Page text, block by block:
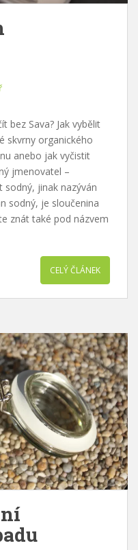
bez Sava? Jak vybělit
skvrny organického
anebo jak vyčistit
jmenovatel –
sodný, jinak nazýván
sodný, je sloučenina
znát také pod názvem
CELÝ ČLÁNEK